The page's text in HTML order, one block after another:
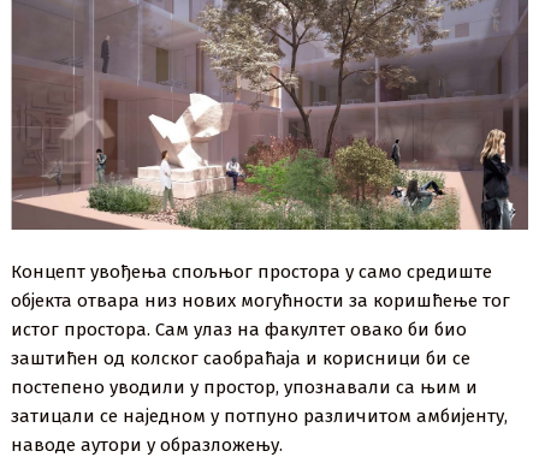
Концепт увођења спољњог простора у само средиште
објекта отвара низ нових могућности за коришћење тог
истог простора. Сам улаз на факултет овако би био
заштићен од колског саобраћаја и корисници би се
постепено уводили у простор, упознавали са њим и
затицали се наједном у потпуно различитом амбијенту,
наводе аутори у образложењу.